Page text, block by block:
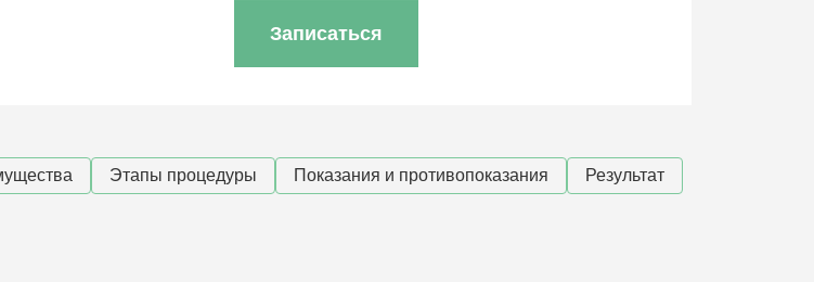
Записаться
Этапы процедуры Показания и противопоказания
Результат